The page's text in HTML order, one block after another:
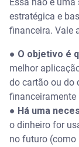
estratégica e
financeira. Vale
● O objetivo é
melhor
do cartão ou do
financeiramente
● Há uma
o dinheiro for
no futuro (como